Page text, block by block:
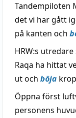
Tandempiloten
det vi har gått
på kanten och
HRW:s
Raqa ha hittat
ut och böja
Öppna först
personens